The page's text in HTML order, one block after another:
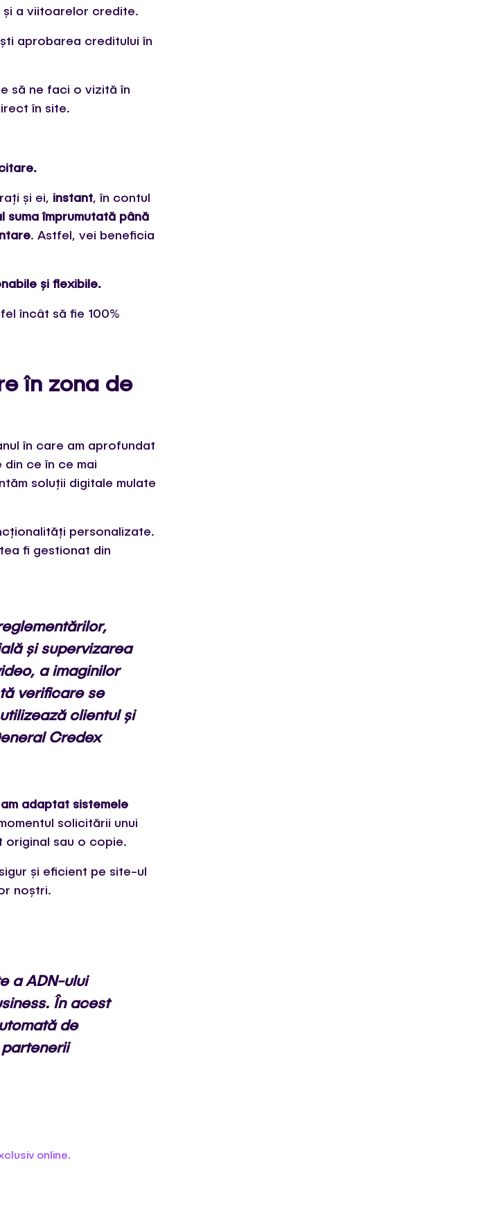
a viitoarelor credite.
aprobarea creditului în
să ne faci o vizită în
în site.
și ei, instant, în contul
suma împrumutată până
. Astfel, vei beneficia
și flexibile.
încât să fie 100%
în zona de
în care am aprofundat
ce în ce mai
soluții digitale mulate
personalizate.
fi gestionat din
și supervizarea
a imaginilor
verificare se
clientul și
Credex
adaptat sistemele
solicitării unui
sau o copie.
și eficient pe site-ul
noștri.
a ADN-ului
În acest
de
online.